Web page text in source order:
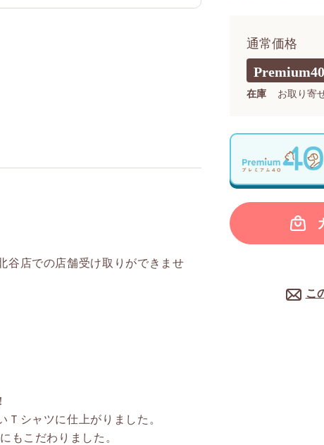
谷店での店舗受け取りができませ
シャツに仕上がりました。
もこだわりました。
通常価格
在庫 お取り寄
こ